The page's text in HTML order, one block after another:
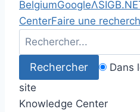
BelgiumGoogleΛ
CenterFaire une
Dans
site
Knowledge Center